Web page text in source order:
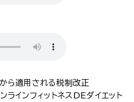
ら適用される税制改正
ラインフィットネスDEダイエット